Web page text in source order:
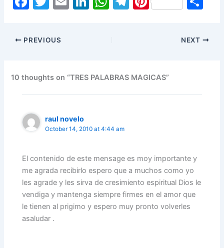
c
e
o
o
k
itt
er
n p
p
m
ar
PREVIOUS NEXT
10 thoughts on “TRES PALABRAS MAGICAS”
raul novelo
October 14, 2010 at 4:44 am
El contenido de este mensage es moy importante y
me agrada recibirlo espero que a muchos como yo
les agrade y les sirva de cresimiento espiritual Dios le
vendiga y mantenga siempre firmes en el amor que
le tienen al prigimo y espero muy pronto volverles
asaludar .